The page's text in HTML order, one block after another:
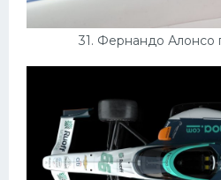
31. Фернандо Алонсо